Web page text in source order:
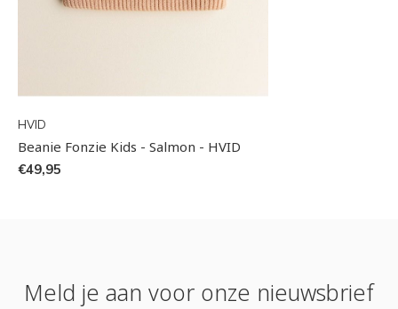
HVID
Beanie Fonzie Kids - Salmon - HVID
€49,95
Meld je aan voor onze nieuwsbrief